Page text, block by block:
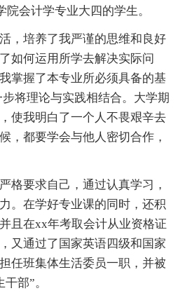
会计学专业大四的学生。
，培养了我严谨的思维和良好
如何运用所学去解决实际问
掌握了本专业所必须具备的基
将理论与实践相结合。大学期
使我明白了一个人不畏艰辛去
，都要学会与他人密切合作，
格要求自己，通过认真学习，
。在学好专业课的同时，还积
且在xx年考取会计从业资格证
又通过了国家英语四级和国家
任班集体生活委员一职，并被
部”。